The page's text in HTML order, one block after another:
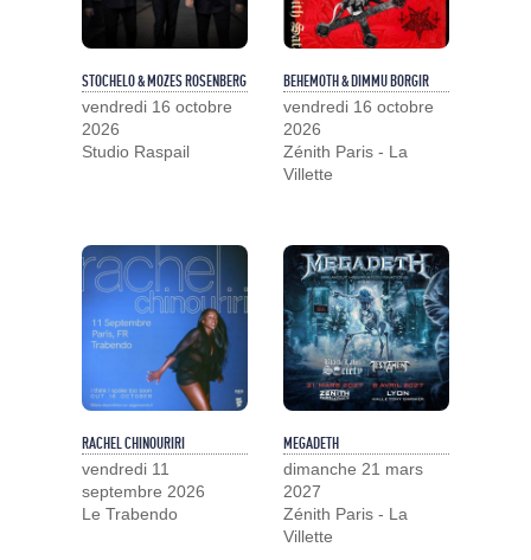
STOCHELO & MOZES ROSENBERG
vendredi 16 octobre
2026
Studio Raspail
BEHEMOTH & DIMMU BORGIR
vendredi 16 octobre
2026
Zénith Paris - La
Villette
RACHEL CHINOURIRI
vendredi 11
septembre 2026
Le Trabendo
MEGADETH
dimanche 21 mars
2027
Zénith Paris - La
Villette